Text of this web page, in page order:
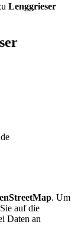
Lenggrieser
. Um
auf die
Daten an